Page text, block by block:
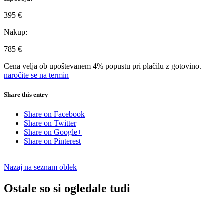
395 €
Nakup:
785 €
Cena velja ob upoštevanem 4% popustu pri plačilu z gotovino.
naročite se na termin
Share this entry
Share on Facebook
Share on Twitter
Share on Google+
Share on Pinterest
Nazaj na seznam oblek
Ostale so si ogledale tudi